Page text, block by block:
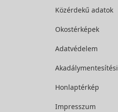
Közérdekű adatok
Okostérképek
Adatvédelem
Akadálymentesítési
Honlaptérkép
Impresszum